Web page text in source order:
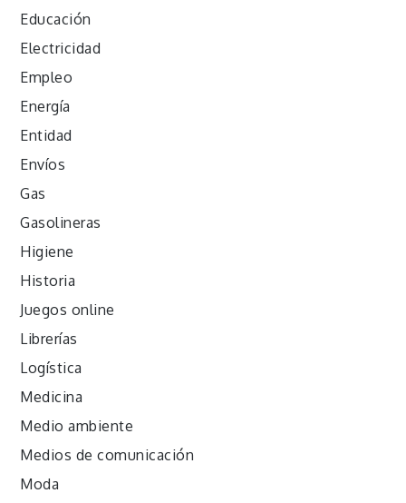
Educación
Electricidad
Empleo
Energía
Entidad
Envíos
Gas
Gasolineras
Higiene
Historia
Juegos online
Librerías
Logística
Medicina
Medio ambiente
Medios de comunicación
Moda